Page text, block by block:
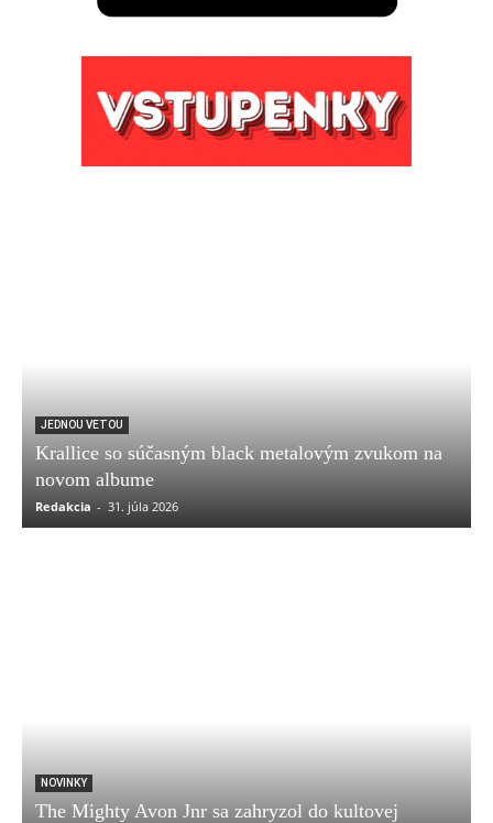
JEDNOU VETOU
Krallice so súčasným black metalovým zvukom na
novom albume
Redakcia - 31. júla 2026
NOVINKY
The Mighty Avon Jnr sa zahryzol do kultovej